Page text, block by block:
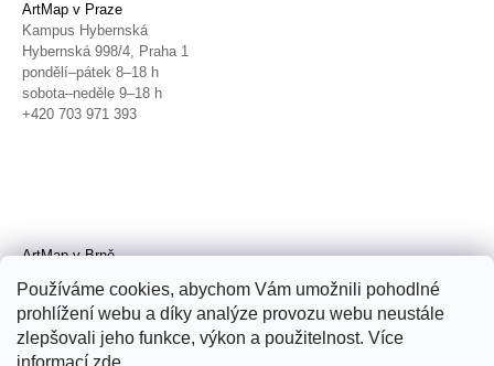
Používáme cookies, abychom Vám umožnili pohodlné
prohlížení webu a díky analýze provozu webu neustále
zlepšovali jeho funkce, výkon a použitelnost. Více
informací zde
ArtMap v Praze
Kampus Hybernská
Hybernská 998/4, Praha 1
pondělí–pátek 8–18 h
sobota–neděle 9–18 h
+420 703 971 393
ArtMap v Brně
Radnická 4, Brno
úterý–pátek 11–19 h
sobota 14–19 h
+420 702 152 298